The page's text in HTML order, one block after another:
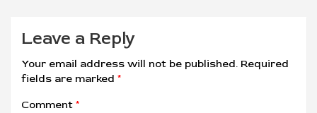
Leave a Reply
Your email address will not be published. Required
fields are marked *
Comment *